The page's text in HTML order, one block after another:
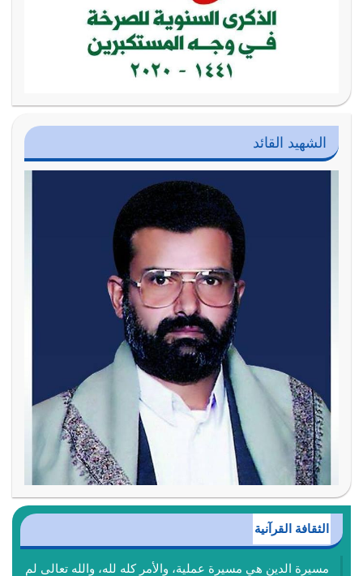
الشهيد القائد
الثقافة القرآنية
مسيرة الدين هي مسيرة عملية، والأمر كله لله، والله تعالى لم